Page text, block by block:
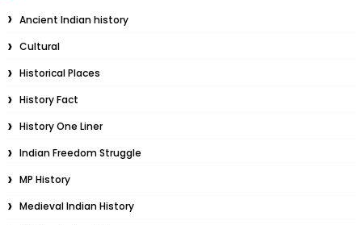
Ancient Indian history
Cultural
Historical Places
History Fact
History One Liner
Indian Freedom Struggle
MP History
Medieval Indian History